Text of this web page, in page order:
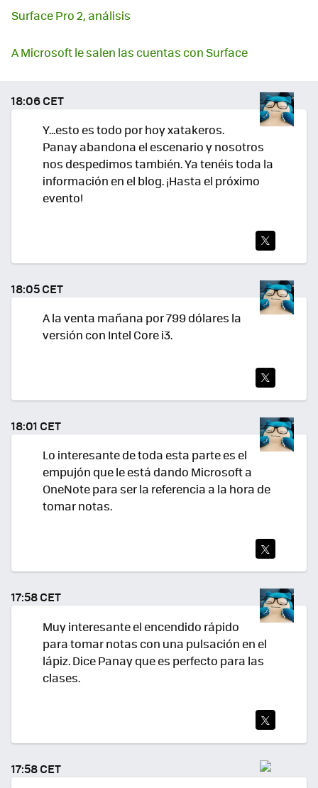
Surface Pro 2, análisis
A Microsoft le salen las cuentas con Surface
18:06 CET
Y...esto es todo por hoy xatakeros.
Panay abandona el escenario y nosotros
nos despedimos también. Ya tenéis toda la
información en el blog. ¡Hasta el próximo
evento!
TEA
R
18:05 CET
A la venta mañana por 799 dólares la
versión con Intel Core i3.
TEA
R
18:01 CET
Lo interesante de toda esta parte es el
empujón que le está dando Microsoft a
OneNote para ser la referencia a la hora de
tomar notas.
TWI
TEA
R
17:58 CET
Muy interesante el encendido rápido
para tomar notas con una pulsación en el
lápiz. Dice Panay que es perfecto para las
clases.
TEA
R
17:58 CET